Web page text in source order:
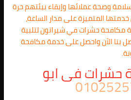
وصحة عملائها وإبقاء بيئتهم حرة
المتميزة على مدار الساعة،
مكافحة حشرات في شيراتون لتلبية
بنا الآن واحصل على خدمة مكافحة
حشرات فىابو